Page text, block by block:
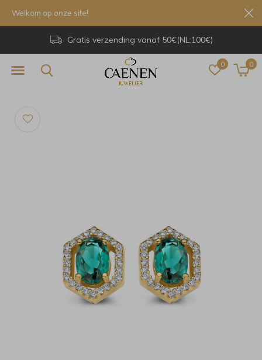
0 0
Gratis verzending vanaf 50€(NL:100€)
Welkom op onze site!